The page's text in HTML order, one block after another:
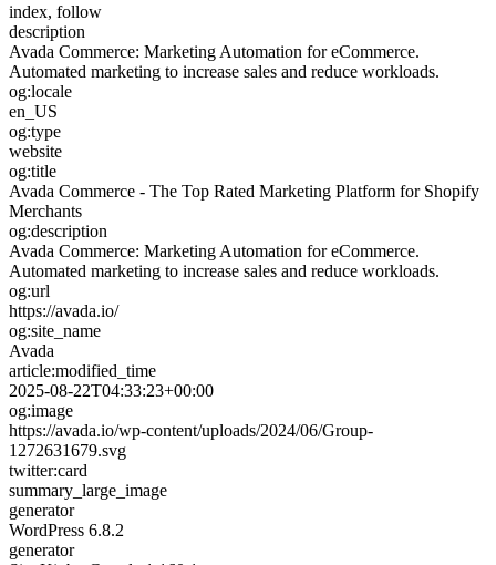
index, follow
description
Avada Commerce: Marketing Automation for eCommerce.
Automated marketing to increase sales and reduce workloads.
og:locale
en_US
og:type
website
og:title
Avada Commerce - The Top Rated Marketing Platform for Shopify
Merchants
og:description
Avada Commerce: Marketing Automation for eCommerce.
Automated marketing to increase sales and reduce workloads.
og:url
https://avada.io/
og:site_name
Avada
article:modified_time
2025-08-22T04:33:23+00:00
og:image
https://avada.io/wp-content/uploads/2024/06/Group-
1272631679.svg
twitter:card
summary_large_image
generator
WordPress 6.8.2
generator